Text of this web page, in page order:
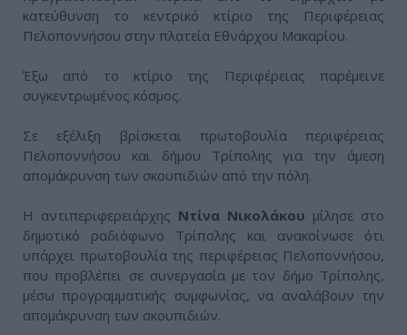
κατεύθυνση το κεντρικό κτίριο της Περιφέρειας
Πελοποννήσου στην πλατεία Εθνάρχου Μακαρίου.
Έξω από το κτίριο της Περιφέρειας παρέμεινε
συγκεντρωμένος κόσμος.
Σε εξέλιξη βρίσκεται πρωτοβουλία περιφέρειας
Πελοποννήσου και δήμου Τρίπολης για την άμεση
απομάκρυνση των σκουπιδιών από την πόλη.
Η αντιπεριφερειάρχης Ντίνα Νικολάκου μίλησε στο
δημοτικό ραδιόφωνο Τρίπολης και ανακοίνωσε ότι
υπάρχει πρωτοβουλία της περιφέρειας Πελοποννήσου,
που προβλέπει σε συνεργασία με τον δήμο Τρίπολης,
μέσω προγραμματικής συμφωνίας, να αναλάβουν την
απομάκρυνση των σκουπιδιών.